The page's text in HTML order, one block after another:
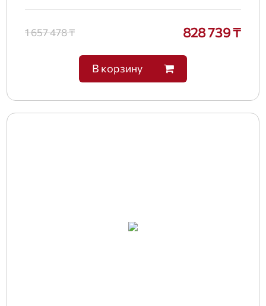
1 657 478 ₸ 828 739 ₸
В корзину